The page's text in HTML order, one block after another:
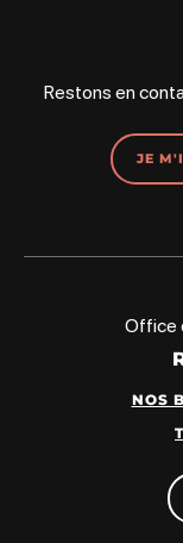
Restons en
JE
Office
NOS